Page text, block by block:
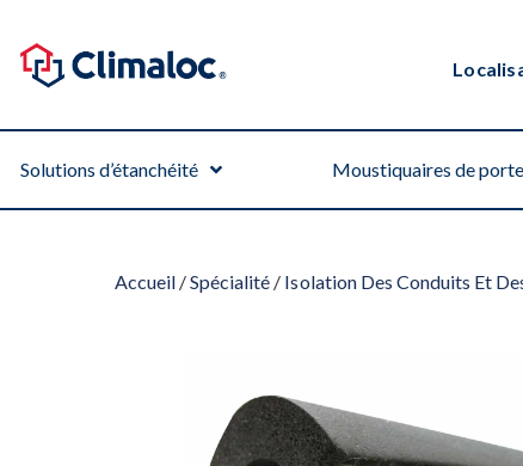
Solutions d’étanchéité Moustiquaires de
Accueil /Spécialité / Isolation Des Conduits Et